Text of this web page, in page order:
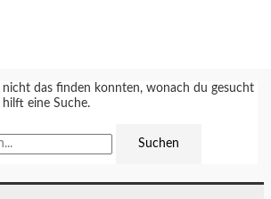
nicht das finden konnten, wonach du gesucht
eine Suche.